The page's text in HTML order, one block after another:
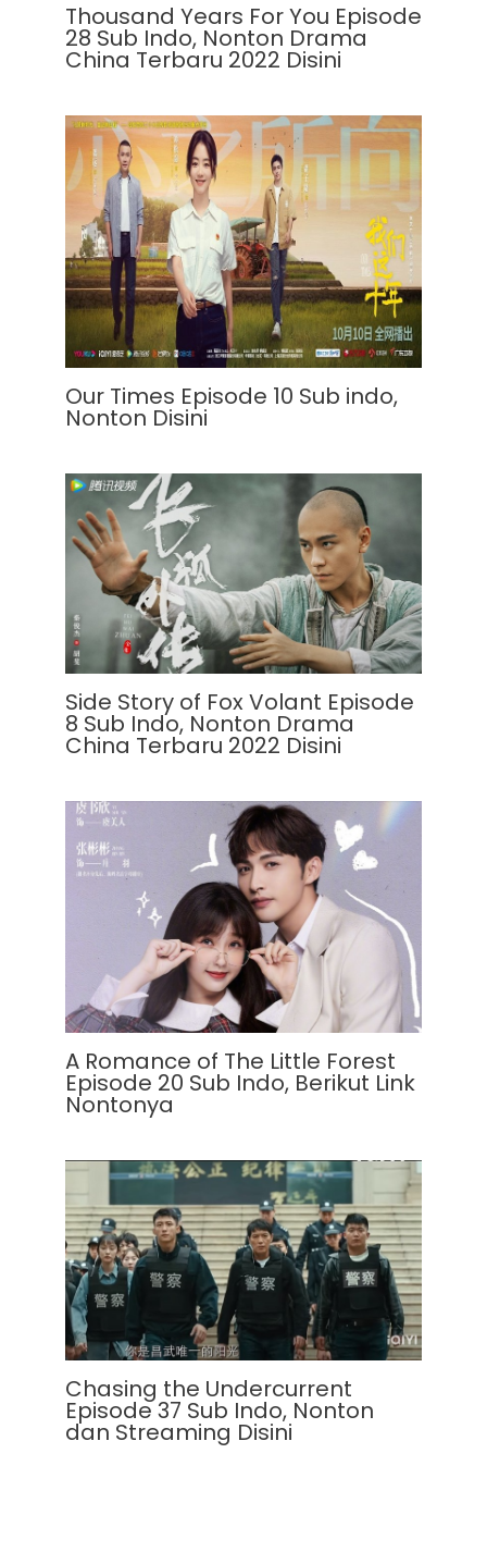
Thousand Years For You Episode
28 Sub Indo, Nonton Drama
China Terbaru 2022 Disini
Our Times Episode 10 Sub indo,
Nonton Disini
Side Story of Fox Volant Episode
8 Sub Indo, Nonton Drama
China Terbaru 2022 Disini
A Romance of The Little Forest
Episode 20 Sub Indo, Berikut Link
Nontonya
Chasing the Undercurrent
Episode 37 Sub Indo, Nonton
dan Streaming Disini